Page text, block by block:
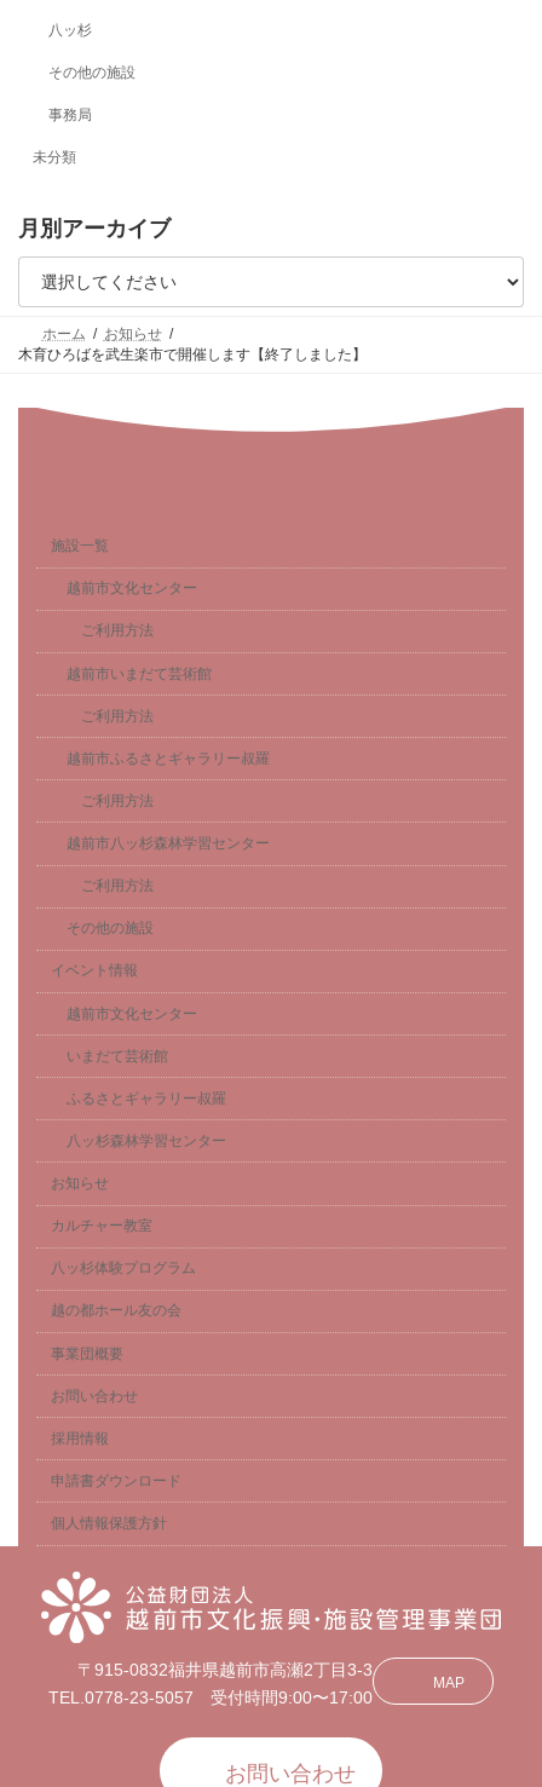
八ッ杉
その他の施設
事務局
未分類
月別アーカイブ
ホーム
お知らせ
木育ひろばを武生楽市で開催します【終了しました】
施設一覧
越前市文化センター
ご利用方法
越前市いまだて芸術館
ご利用方法
越前市ふるさとギャラリー叔羅
ご利用方法
越前市八ッ杉森林学習センター
ご利用方法
その他の施設
イベント情報
越前市文化センター
いまだて芸術館
ふるさとギャラリー叔羅
八ッ杉森林学習センター
お知らせ
カルチャー教室
八ッ杉体験プログラム
越の都ホール友の会
事業団概要
お問い合わせ
採用情報
申請書ダウンロード
個人情報保護方針
〒915-0832福井県越前市高瀬2丁目3-3
TEL.0778-23-5057 受付時間9:00〜17:00
MAP
お問い合わせ